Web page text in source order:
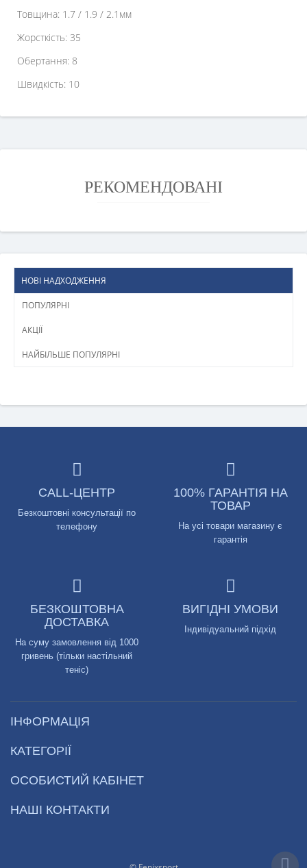
Товщина: 1.7 / 1.9 / 2.1мм
Жорсткість: 35
Обертання: 8
Швидкість: 10
РЕКОМЕНДОВАНІ
НОВІ НАДХОДЖЕННЯ
ПОПУЛЯРНІ
АКЦІЇ
НАЙБІЛЬШЕ ПОПУЛЯРНІ
CALL-ЦЕНТР
Безкоштовні консультації по
телефону
100% ГАРАНТІЯ НА
ТОВАР
На усі товари магазину є
гарантія
БЕЗКОШТОВНА
ДОСТАВКА
На суму замовлення від 1000
гривень (тільки настільний
теніс)
ВИГІДНІ УМОВИ
Індивідуальний підхід
ІНФОРМАЦІЯ
КАТЕГОРІЇ
ОСОБИСТИЙ КАБІНЕТ
НАШІ КОНТАКТИ